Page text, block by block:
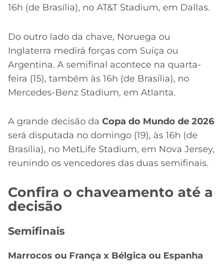
16h (de Brasília), no AT&T Stadium, em Dallas.
Do outro lado da chave, Noruega ou
Inglaterra medirá forças com Suíça ou
Argentina. A semifinal acontece na quarta-
feira (15), também às 16h (de Brasília), no
Mercedes-Benz Stadium, em Atlanta.
A grande decisão da Copa do Mundo de 2026
será disputada no domingo (19), às 16h (de
Brasília), no MetLife Stadium, em Nova Jersey,
reunindo os vencedores das duas semifinais.
Confira o chaveamento até a
decisão
Semifinais
Marrocos ou França x Bélgica ou Espanha